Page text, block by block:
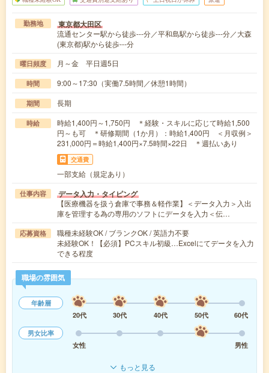
勤務地 東京都大田区
流通センター駅から徒歩---分／平和島駅から徒歩---分／大森
(東京都)駅から徒歩---分
曜日頻度 月～金 平日週5日
時間 9:00～17:30（実働7.5時間／休憩1時間）
期間 長期
時給
時給1,400円～1,750円 ＊経験・スキルに応じて時給1,500
円～も可 ＊研修期間（1か月）：時給1,400円 ＜月収例＞
231,000円＝時給1,400円×7.5時間×22日 ＊週払いあり
交通費
一部支給（規定あり）
仕事内容 データ入力・タイピング
【医療機器を扱う倉庫で事務＆軽作業】＜データ入力＞入出
庫を管理する為の専用のソフトにデータを入力＜伝…
応募資格
職種未経験OK / ブランクOK / 英語力不要
未経験OK！【必須】PCスキル初級…Excelにてデータを入力
できる程度
職場の雰囲気
年齢層
20代
30代 40代 50代
60代
男女比率
女性
男性
もっと見る